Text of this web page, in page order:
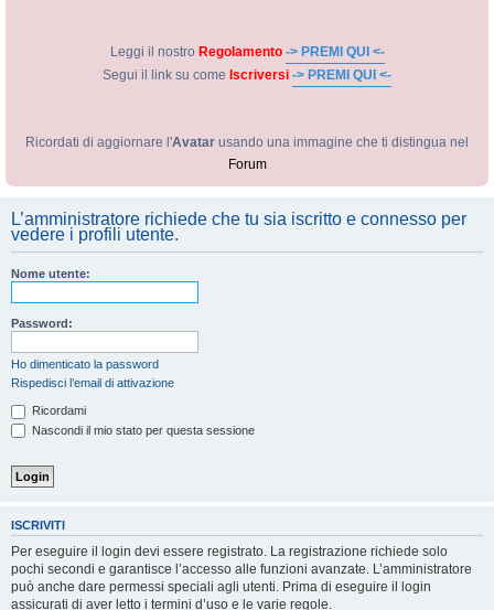
Leggi il nostro Regolamento -> PREMI QUI <-
Segui il link su come Iscriversi -> PREMI QUI <-
Ricordati di aggiornare l'Avatar usando una immagine che ti distingua nel
Forum
L’amministratore richiede che tu sia iscritto e connesso per
vedere i profili utente.
Nome utente:
Password:
Ho dimenticato la password
Rispedisci l’email di attivazione
Ricordami
Nascondi il mio stato per questa sessione
ISCRIVITI
Per eseguire il login devi essere registrato. La registrazione richiede solo
pochi secondi e garantisce l’accesso alle funzioni avanzate. L’amministratore
può anche dare permessi speciali agli utenti. Prima di eseguire il login
assicurati di aver letto i termini d’uso e le varie regole.